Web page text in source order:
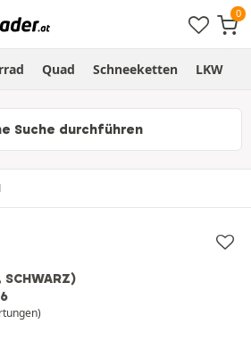
Quad Schneeketten LKW
Suche durchführen